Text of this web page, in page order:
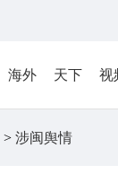
海外 天下 视
> 涉闽舆情